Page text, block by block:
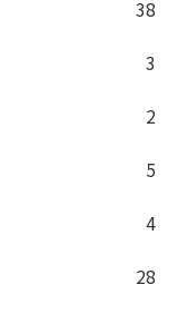
38
3
2
5
4
28